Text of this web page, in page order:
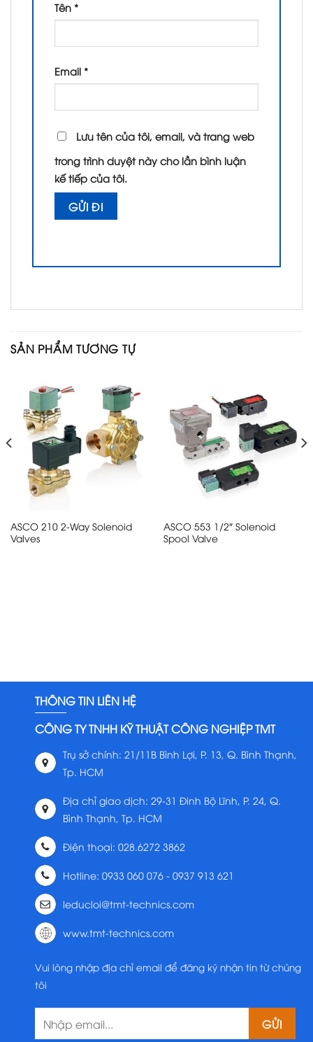
Tên *
Email *
Lưu tên của tôi, email, và trang web
trong trình duyệt này cho lần bình luận
kế tiếp của tôi.
SẢN PHẨM TƯƠNG TỰ
ASCO 210 2-Way Solenoid
Valves
ASCO 553 1/2″ Solenoid
Spool Valve
THÔNG TIN LIÊN HỆ
CÔNG TY TNHH KỸ THUẬT CÔNG NGHIỆP TMT
Trụ sở chính: 21/11B Bình Lợi, P. 13, Q. Bình Thạnh,
Tp. HCM
Địa chỉ giao dịch: 29-31 Đinh Bộ Lĩnh, P. 24, Q.
Bình Thạnh, Tp. HCM
Điện thoại: 028.6272 3862
Hotline: 0933 060 076 - 0937 913 621
leducloi@tmt-technics.com
www.tmt-technics.com
Vui lòng nhập địa chỉ email để đăng ký nhận tin từ chúng
tôi